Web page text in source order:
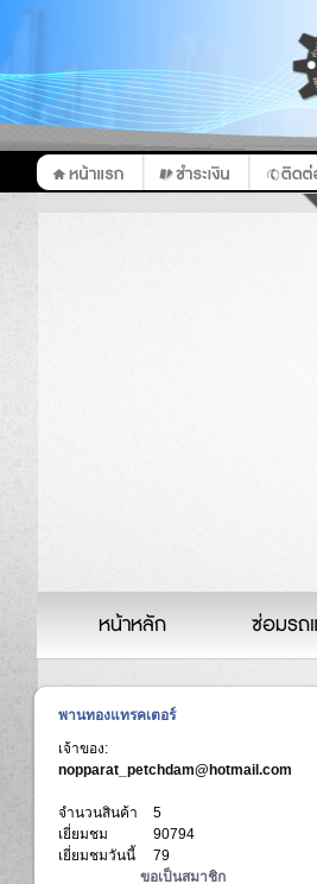
หน้าหลัก ซ่อมรถ
พานทองแทรคเตอร์
เจ้าของ:
nopparat_petchdam@hotmail.com
จำนวนสินค้า
5
เยี่ยมชม
90794
เยี่ยมชมวันนี้
79
ขอเป็นสมาชิก